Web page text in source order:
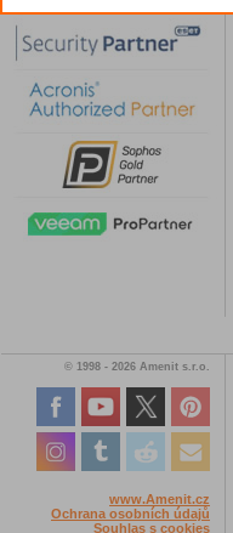
© 1998 - 2026 Amenit s.r.o.
www.Amenit.cz
Ochrana osobních údajů
Souhlas s cookies